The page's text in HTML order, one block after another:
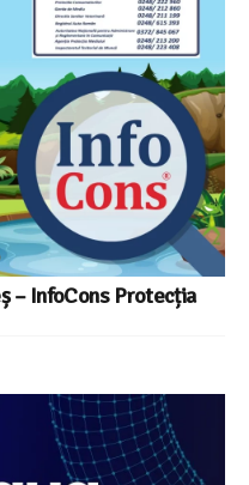
– InfoCons Protecția